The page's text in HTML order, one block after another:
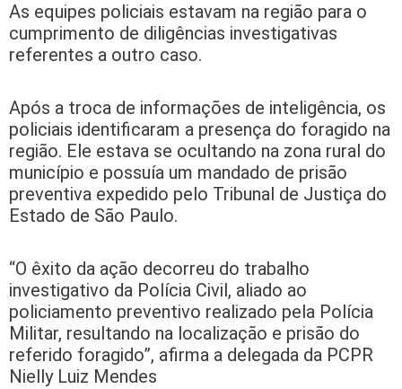
As equipes policiais estavam na região para o
cumprimento de diligências investigativas
referentes a outro caso.
Após a troca de informações de inteligência, os
policiais identificaram a presença do foragido na
região. Ele estava se ocultando na zona rural do
município e possuía um mandado de prisão
preventiva expedido pelo Tribunal de Justiça do
Estado de São Paulo.
“O êxito da ação decorreu do trabalho
investigativo da Polícia Civil, aliado ao
policiamento preventivo realizado pela Polícia
Militar, resultando na localização e prisão do
referido foragido”, afirma a delegada da PCPR
Nielly Luiz Mendes